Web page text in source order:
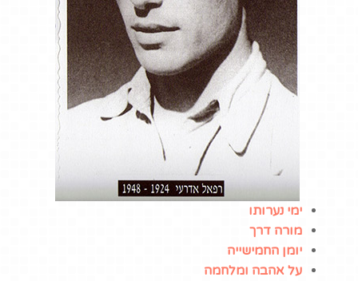
ימי נערותו
מורה דרך
יומן החמישייה
על אהבה ומלחמה
באתר:
אמצעי הניווט
וההתמצאות באתר
פשוטים ונוחים לשימוש.
תכני האתר כתובים
בשפה פשוטה וברורה
ומאורגנים היטב
באמצעות כותרות
ורשימות.
מבנה קבוע ואחיד